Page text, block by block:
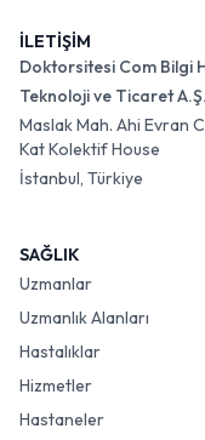
İLETİŞİM
Doktorsitesi Com Bilgi
Teknoloji ve Ticaret A.Ş.
Maslak Mah. Ahi Evran
Kat Kolektif House
İstanbul, Türkiye
SAĞLIK
Uzmanlar
Uzmanlık Alanları
Hastalıklar
Hizmetler
Hastaneler